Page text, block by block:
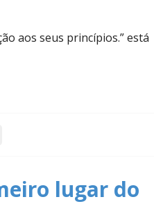
aos seus princípios.” está
lugar do